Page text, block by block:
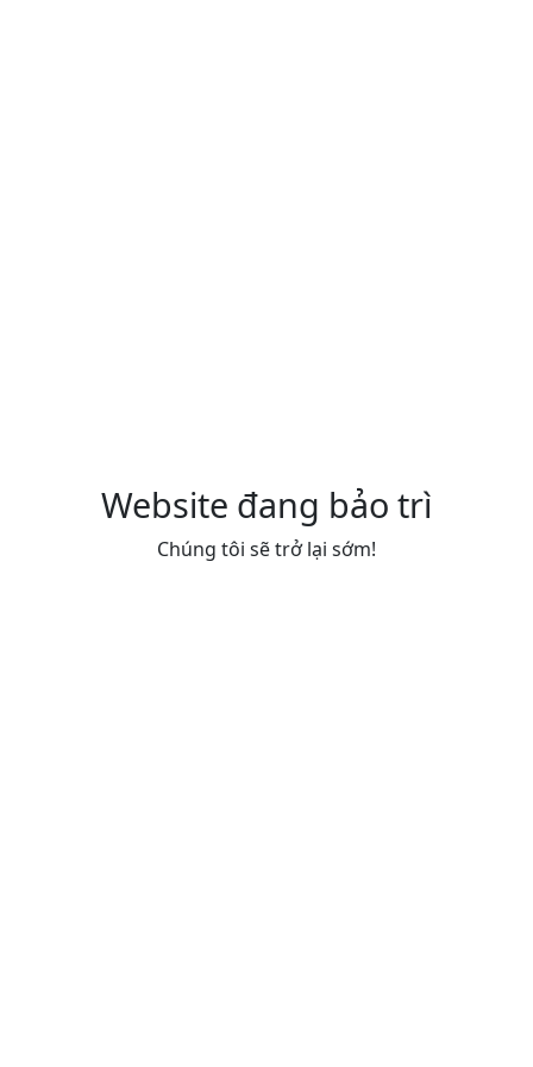
Website đang bảo trì
Chúng tôi sẽ trở lại sớm!